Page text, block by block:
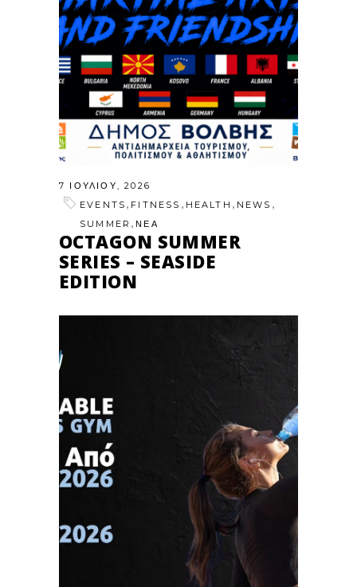
7 ΙΟΥΛΊΟΥ, 2026
EVENTS , FITNESS , HEALTH , NEWS ,
SUMMER ,ΝΕΑ
OCTAGON SUMMER
SERIES – SEASIDE
EDITION